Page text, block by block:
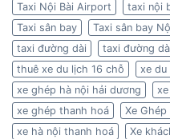
Taxi Nội Bài Airport
taxi nội
Taxi sân bay
Taxi sân bay
taxi đường dài
taxi đường
thuê xe du lịch 16 chỗ
xe du
xe ghép hà nội hải dương
xe ghép thanh hoá
Xe Ghép
xe hà nội thanh hoá
Xe